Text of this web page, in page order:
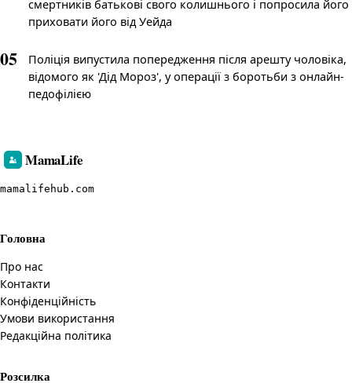
смертників батькові свого колишнього і попросила його
приховати його від Уейда
05
Поліція випустила попередження після арешту чоловіка,
відомого як 'Дід Мороз', у операції з боротьби з онлайн-
педофілією
MamaLife
mamalifehub.com
Головна
Про нас
Контакти
Конфіденційність
Умови використання
Редакційна політика
Розсилка